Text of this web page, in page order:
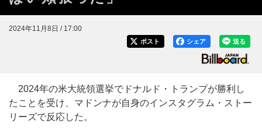
2024年11月8日 / 17:00
送る
シェア
ポスト
2024年の米大統領選挙でドナルド・トランプが勝利し
たことを受け、マドンナが自身のインスタグラム・ストー
リーズで反応した。